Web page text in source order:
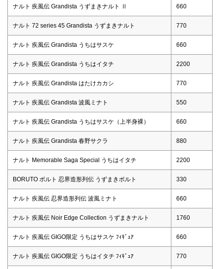
ナルト 疾風伝 Grandista うずまきナルト Ⅱ 660
ナルト 72 series 45 Grandista うずまきナルト 770
ナルト 疾風伝 Grandista うちはサスケ 660
ナルト 疾風伝 Grandista うちはイタチ 2200
ナルト 疾風伝 Grandista はたけカカシ 770
ナルト 疾風伝 Grandista 波風ミナト 550
ナルト 疾風伝 Grandista うちはサスケ（上半身裸） 660
ナルト 疾風伝 Grandista 春野サクラ 880
ナルト Memorable Saga Special うちはイタチ 2200
BORUTO ボルト 忍界造形列伝 うずまきボルト 330
ナルト 疾風伝 忍界造形列伝 波風ミナト 660
ナルト 疾風伝 Noir Edge Collection うずまきナルト 1760
ナルト 疾風伝 GIGO限定 うちはサスケ ﾌｨｷﾞｭｱ 660
ナルト 疾風伝 GIGO限定 うちはイタチ ﾌｨｷﾞｭｱ 770